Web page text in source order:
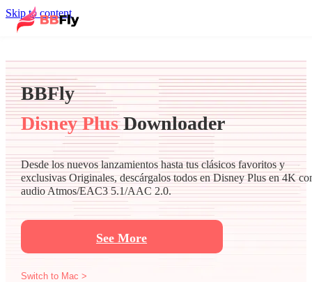
Skip to content
BBFly
Disney PlusDownloader
Desde los nuevos lanzamientos hasta tus clásicos favoritos y
exclusivas Originales, descárgalos todos en Disney Plus en 4K
audio Atmos/EAC3 5.1/AAC 2.0.
See More
Switch to Mac >